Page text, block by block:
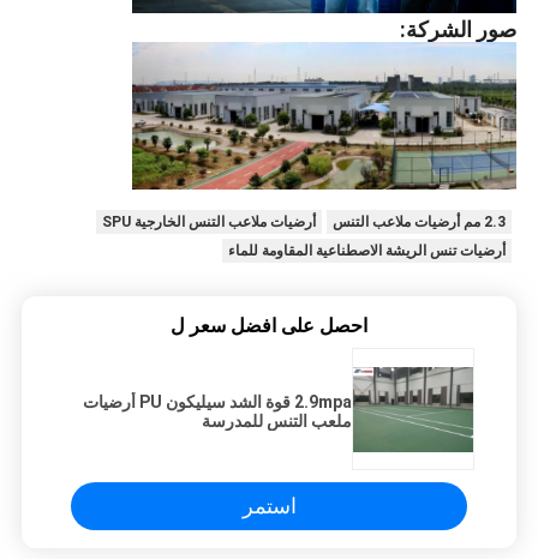
صور الشركة:
2.3 مم أرضيات ملاعب التنس
أرضيات ملاعب التنس الخارجية SPU
أرضيات تنس الريشة الاصطناعية المقاومة للماء
احصل على افضل سعر ل
2.9mpa قوة الشد سيليكون PU أرضيات
ملعب التنس للمدرسة
استمر